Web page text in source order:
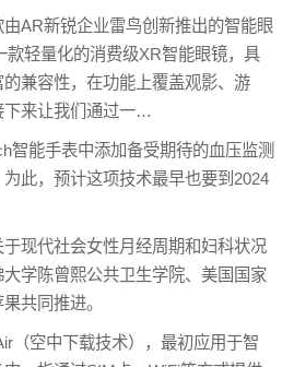
新锐企业雷鸟创新推出的智能眼
款轻量化的消费级XR智能眼镜，具
兼容性，在功能上覆盖观影、游
下来让我们通过一…
能手表中添加备受期待的血压监测
此，预计这项技术最早也要到2024
代社会女性月经周期和妇科状况
学陈曾熙公共卫生学院、美国国家
共同推进。
空中下载技术），最初应用于智